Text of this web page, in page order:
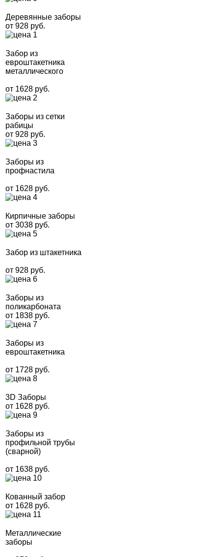
Деревянные заборы
от 928 руб.
Забор из
евроштакетника
металлического
от 1628 руб.
Заборы из сетки
рабицы
от 928 руб.
Заборы из
профнастила
от 1628 руб.
Кирпичные заборы
от 3038 руб.
Забор из штакетника
от 928 руб.
Заборы из
поликарбоната
от 1838 руб.
Заборы из
евроштакетника
от 1728 руб.
3D Заборы
от 1628 руб.
Заборы из
профильной трубы
(сварной)
от 1638 руб.
Кованный забор
от 1628 руб.
Металлические
заборы